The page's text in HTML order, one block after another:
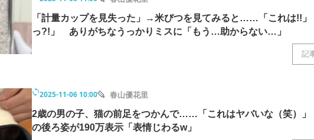
トの話題
「計量カップを見失った」→米びつを見てみると……「これは!!」
っ?!」 ありがちなうっかりミスに「もう…助からない…」
記
2025-11-06 10:00 春山優花里
2歳の男の子、猫の前足をつかんで……「これはヤバいな（笑）
の後ろ姿が190万表示「表情じわるw」